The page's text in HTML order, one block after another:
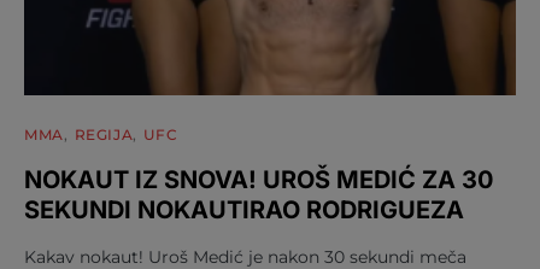
MMA REGIJA UFC
NOKAUT IZ SNOVA! UROŠ MEDIĆ ZA 30
SEKUNDI NOKAUTIRAO RODRIGUEZA
Kakav nokaut! Uroš Medić je nakon 30 sekundi meča